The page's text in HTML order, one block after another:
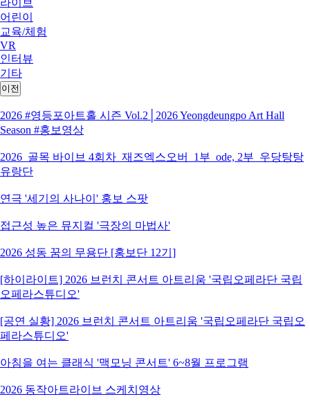
라이브
어린이
교육/체험
VR
인터뷰
기타
이전
2026 #영등포아트홀 시즌 Vol.2│2026 Yeongdeungpo Art Hall
Season #홍보영상
2026_골목 바이브 4회차_재즈엑스오버_1부_ode, 2부_우당탕탕
유랑단
연극 '세기의 사나이' 홍보 스팟
접근성 높은 뮤지컬 '극장의 마법사'
2026 성동 꿈의 무용단 [홍보단 12기]
[하이라이트] 2026 브런치 콘서트 아트리움 '국립오페라단 국립
오페라스튜디오'
[공연 실황] 2026 브런치 콘서트 아트리움 '국립오페라단 국립오
페라스튜디오'
아침을 여는 클래식 '맥모닝 콘서트' 6~8월 프로그램
2026 동작아트라이브 스케치영상